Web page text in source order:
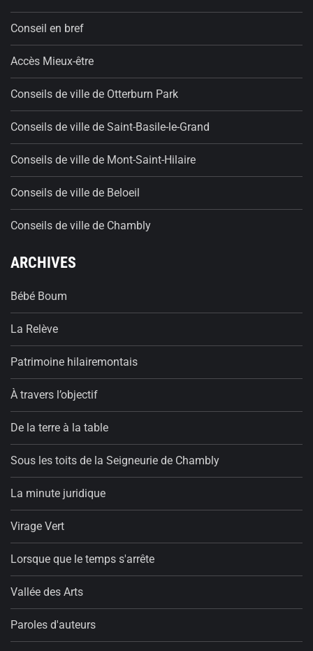
Conseil en bref
Accès Mieux-être
Conseils de ville de Otterburn Park
Conseils de ville de Saint-Basile-le-Grand
Conseils de ville de Mont-Saint-Hilaire
Conseils de ville de Beloeil
Conseils de ville de Chambly
ARCHIVES
Bébé Boum
La Relève
Patrimoine hilairemontais
À travers l’objectif
De la terre à la table
Sous les toits de la Seigneurie de Chambly
La minute juridique
Virage Vert
Lorsque que le temps s'arrête
Vallée des Arts
Paroles d'auteurs